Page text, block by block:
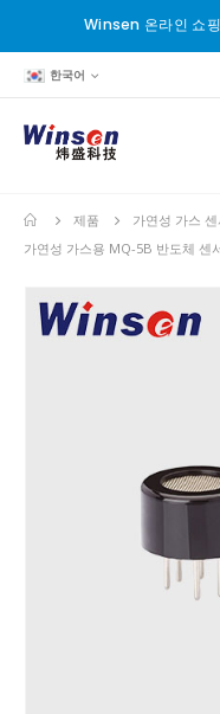
Winsen 온라인 쇼
한국어
제품 가연성 가스 센
가연성 가스용 MQ-5B 반도체 센